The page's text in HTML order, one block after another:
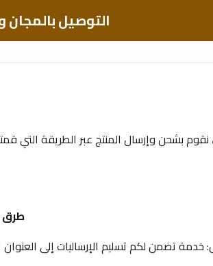
التوصيل بالمجان
نقوم بشحن وإرسال المنتج عبر الطريقة التي
طرق
لكم تسليم الإرساليات إلى العنوان المطلوب في مدة تتراوح